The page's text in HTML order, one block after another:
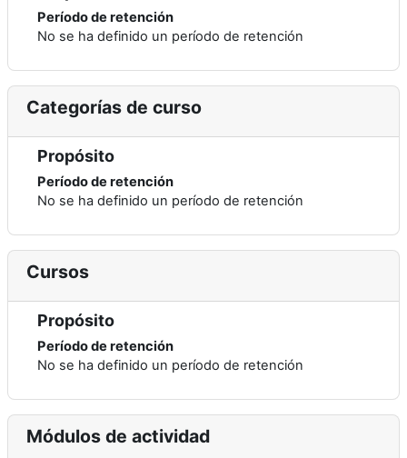
Período de retención
No se ha definido un período de retención
Categorías de curso
Propósito
Período de retención
No se ha definido un período de retención
Cursos
Propósito
Período de retención
No se ha definido un período de retención
Módulos de actividad